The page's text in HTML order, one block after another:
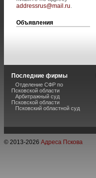
addressrus@mail.ru.
Объявления
Последние фирмы
Отделение СФР по
Псковской области
Арбитражный суд
Псковской области
Псковский областной суд
© 2013-2026 Адреса Пскова